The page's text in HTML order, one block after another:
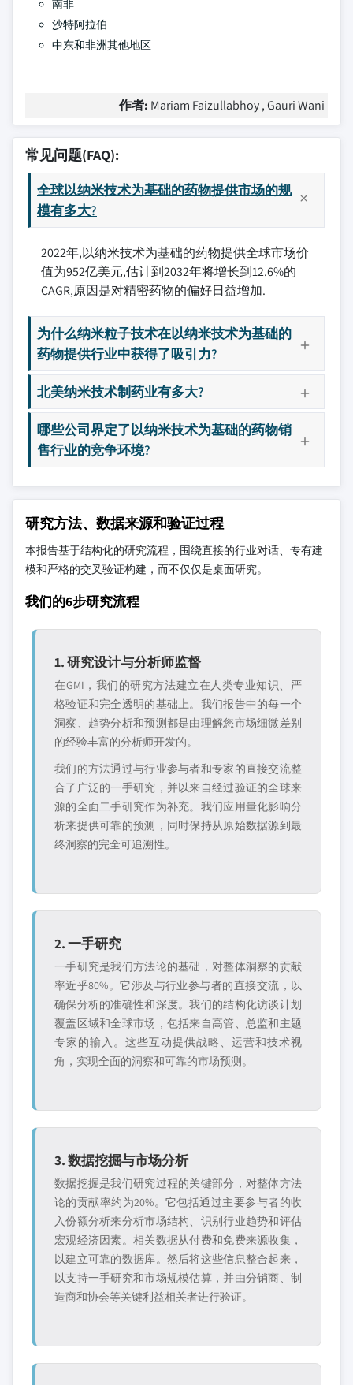
南非
沙特阿拉伯
中东和非洲其他地区
作者: Mariam Faizullabhoy , Gauri Wani
常见问题(FAQ):
全球以纳米技术为基础的药物提供市场的规
模有多大?
2022年,以纳米技术为基础的药物提供全球市场价
值为952亿美元,估计到2032年将增长到12.6%的
CAGR,原因是对精密药物的偏好日益增加.
为什么纳米粒子技术在以纳米技术为基础的
药物提供行业中获得了吸引力?
北美纳米技术制药业有多大?
哪些公司界定了以纳米技术为基础的药物销
售行业的竞争环境?
研究方法、数据来源和验证过程
本报告基于结构化的研究流程，围绕直接的行业对话、专有建
模和严格的交叉验证构建，而不仅仅是桌面研究。
我们的6步研究流程
1. 研究设计与分析师监督
在GMI，我们的研究方法建立在人类专业知识、严
格验证和完全透明的基础上。我们报告中的每一个
洞察、趋势分析和预测都是由理解您市场细微差别
的经验丰富的分析师开发的。
我们的方法通过与行业参与者和专家的直接交流整
合了广泛的一手研究，并以来自经过验证的全球来
源的全面二手研究作为补充。我们应用量化影响分
析来提供可靠的预测，同时保持从原始数据源到最
终洞察的完全可追溯性。
2. 一手研究
一手研究是我们方法论的基础，对整体洞察的贡献
率近乎80%。它涉及与行业参与者的直接交流，以
确保分析的准确性和深度。我们的结构化访谈计划
覆盖区域和全球市场，包括来自高管、总监和主题
专家的输入。这些互动提供战略、运营和技术视
角，实现全面的洞察和可靠的市场预测。
3. 数据挖掘与市场分析
数据挖掘是我们研究过程的关键部分，对整体方法
论的贡献率约为20%。它包括通过主要参与者的收
入份额分析来分析市场结构、识别行业趋势和评估
宏观经济因素。相关数据从付费和免费来源收集，
以建立可靠的数据库。然后将这些信息整合起来，
以支持一手研究和市场规模估算，并由分销商、制
造商和协会等关键利益相关者进行验证。